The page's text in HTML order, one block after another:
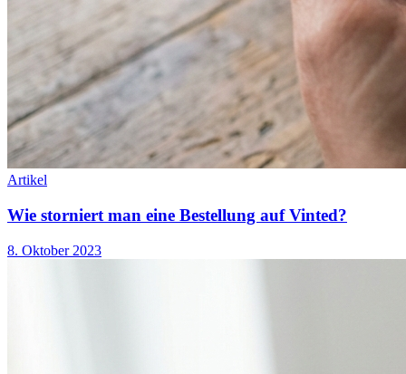
Artikel
Wie storniert man eine Bestellung auf Vinted?
8. Oktober 2023